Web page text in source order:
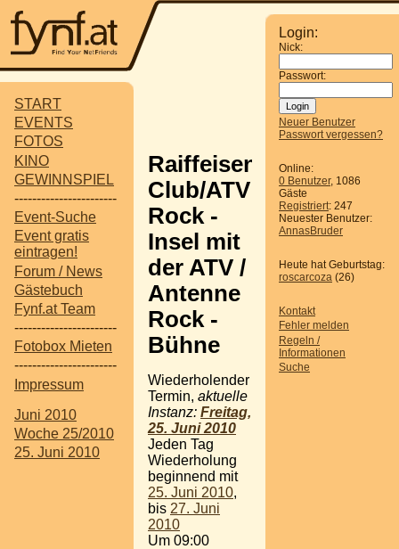
START
EVENTS
FOTOS
KINO
GEWINNSPIEL
-----------------------
Event-Suche
Event gratis
eintragen!
Forum / News
Gästebuch
Fynf.at Team
-----------------------
Fotobox Mieten
-----------------------
Impressum
Juni 2010
Woche 25/2010
25. Juni 2010
Login:
Nick:
Passwort:
Neuer Benutzer
Passwort vergessen?
Online:
0 Benutzer, 1086
Gäste
Registriert: 247
Neuester Benutzer:
AnnasBruder
Heute hat Geburtstag:
roscarcoza (26)
Kontakt
Fehler melden
Regeln /
Informationen
Suche
Raiffeisen
Club/ATV
Rock -
Insel mit
der ATV /
Antenne
Rock -
Bühne
Wiederholender
Termin, aktuelle
Instanz: Freitag,
25. Juni 2010
Jeden Tag
Wiederholung
beginnend mit
25. Juni 2010,
bis 27. Juni
2010
Um 09:00